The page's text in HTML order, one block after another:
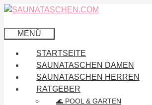
Zum
springen
MENÜ
STARTSEITE
SAUNATASCHEN DAMEN
SAUNATASCHEN HERREN
RATGEBER
🌊 POOL & GARTEN